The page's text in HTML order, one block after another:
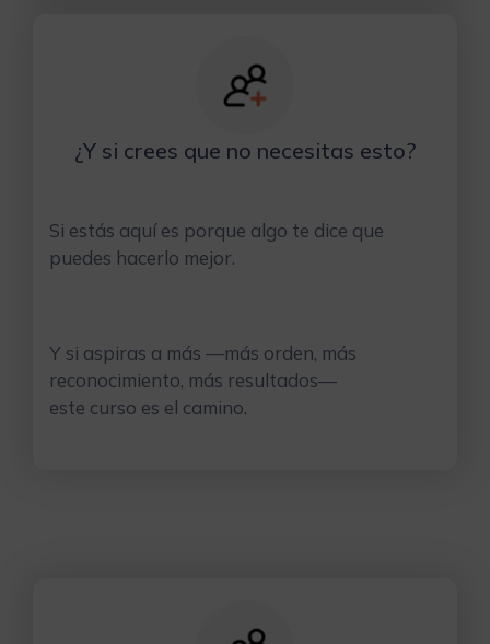
¿Y si crees que no necesitas esto?
Si estás aquí es porque algo te dice que
puedes hacerlo mejor.
Y si aspiras a más —más orden, más
reconocimiento, más resultados—
este curso es el camino.